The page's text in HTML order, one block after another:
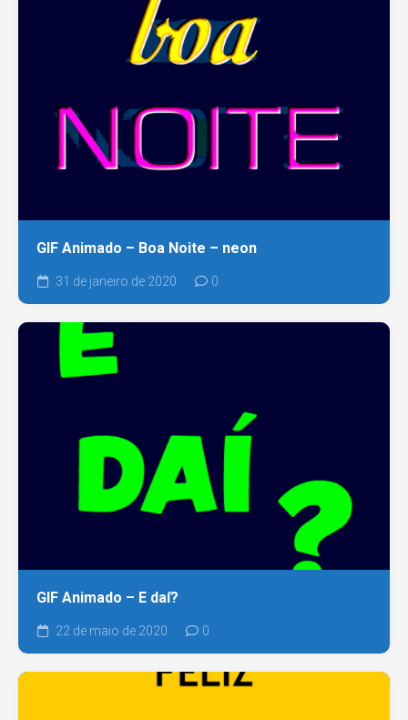
GIF Animado – Boa Noite – neon
31 de janeiro de 2020 0
GIF Animado – E daí?
22 de maio de 2020 0